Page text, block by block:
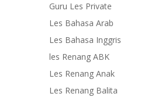
Guru Les Private
Les Bahasa Arab
Les Bahasa Inggris
les Renang ABK
Les Renang Anak
Les Renang Balita